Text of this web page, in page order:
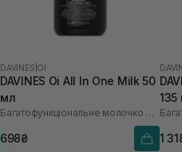
DAVINES OI
DAVINES Oi All In One Milk 50
мл
Багатофункціональне молочко для волосся
698₴
135
1